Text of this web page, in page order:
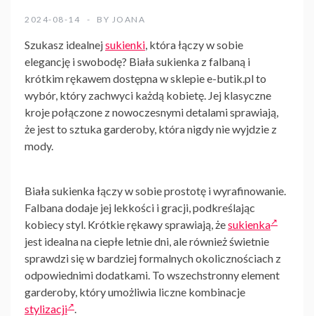
2024-08-14 BY JOANA
Szukasz idealnejsukienki, która łączy w sobie
elegancję i swobodę? Biała sukienka z falbaną i
krótkim rękawem dostępna w sklepie e-butik.pl to
wybór, który zachwyci każdą kobietę. Jej klasyczne
kroje połączone z nowoczesnymi detalami sprawiają,
że jest to sztuka garderoby, która nigdy nie wyjdzie z
mody.
Biała sukienka łączy w sobie prostotę i wyrafinowanie.
Falbana dodaje jej lekkości i gracji, podkreślając
kobiecy styl. Krótkie rękawy sprawiają, żesukienka
jest idealna na ciepłe letnie dni, ale również świetnie
sprawdzi się w bardziej formalnych okolicznościach z
odpowiednimi dodatkami. To wszechstronny element
garderoby, który umożliwia liczne kombinacje
stylizacji .